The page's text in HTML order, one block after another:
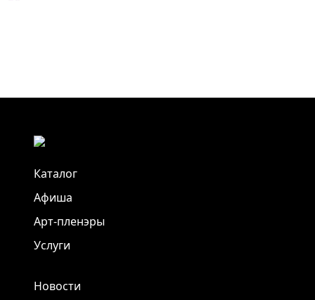
Каталог
Афиша
Арт-пленэры
Услуги
Новости